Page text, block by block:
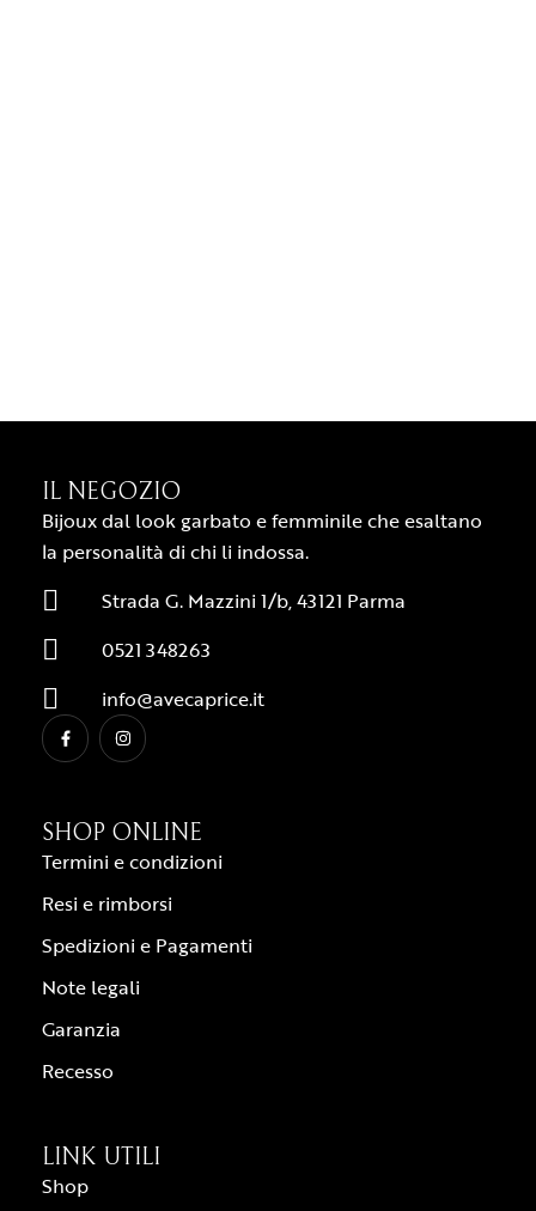
IL NEGOZIO
Bijoux dal look garbato e femminile che esaltano
la personalità di chi li indossa.
Strada G. Mazzini 1/b, 43121 Parma
0521 348263
info@avecaprice.it
SHOP ONLINE
Termini e condizioni
Resi e rimborsi
Spedizioni e Pagamenti
Note legali
Garanzia
Recesso
LINK UTILI
Shop